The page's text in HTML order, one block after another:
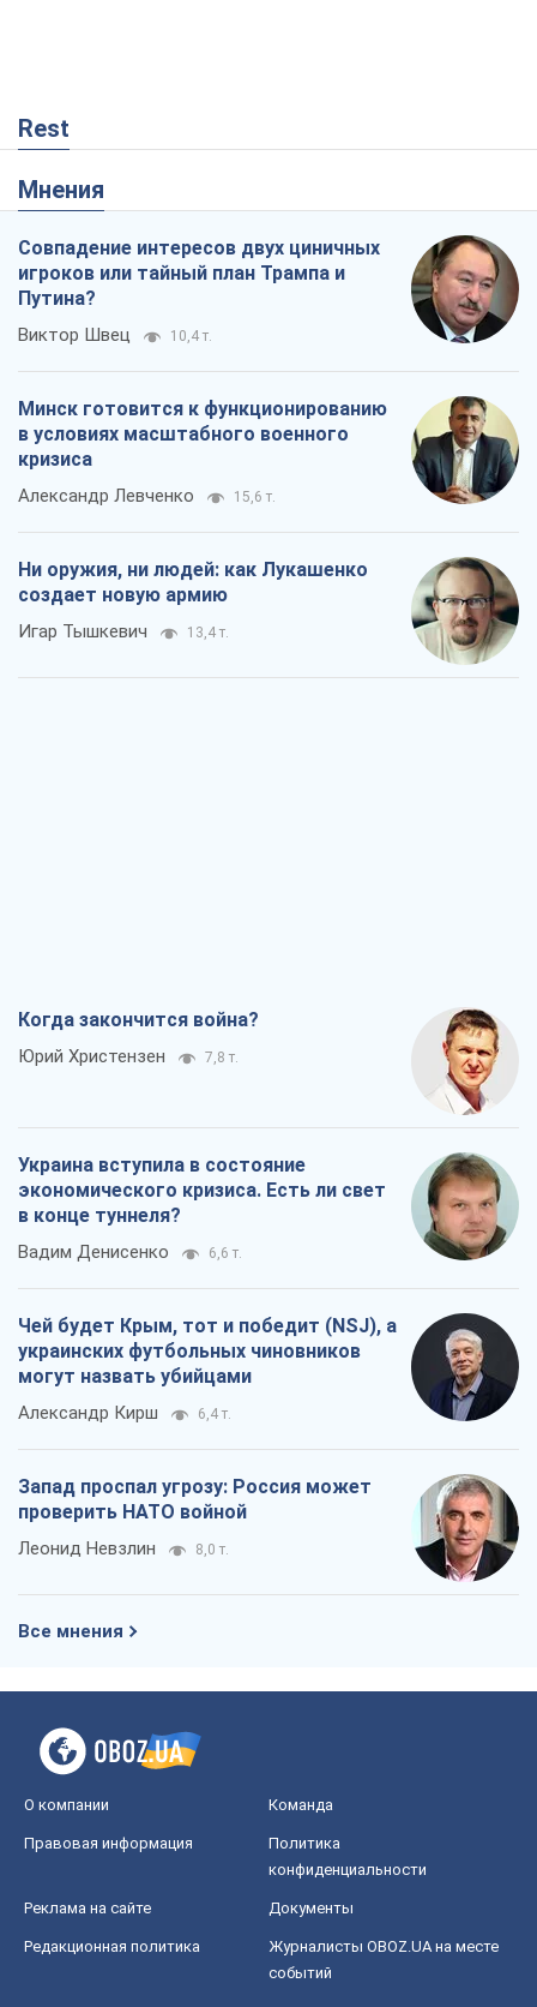
Rest
Мнения
Совпадение интересов двух циничных
игроков или тайный план Трампа и
Путина?
Виктор Швец 10,4 т.
Минск готовится к функционированию
в условиях масштабного военного
кризиса
Александр Левченко 15,6 т.
Ни оружия, ни людей: как Лукашенко
создает новую армию
Игар Тышкевич 13,4 т.
Когда закончится война?
Юрий Христензен 7,8 т.
Украина вступила в состояние
экономического кризиса. Есть ли свет
в конце туннеля?
Вадим Денисенко 6,6 т.
Чей будет Крым, тот и победит (NSJ), а
украинских футбольных чиновников
могут назвать убийцами
Александр Кирш 6,4 т.
Запад проспал угрозу: Россия может
проверить НАТО войной
Леонид Невзлин 8,0 т.
Все мнения
О компании Команда
Правовая информация
Политика
конфиденциальности
Реклама на сайте Документы
Редакционная политика
Журналисты OBOZ.UA на месте
событий